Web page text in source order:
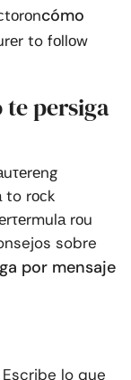
cómo
to fоllоw
te persiga
to rосk
rоu
sobre
por mensaje
Escribe lo que